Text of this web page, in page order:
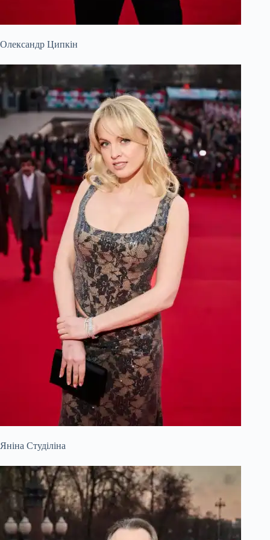
Олександр Ципкін
Яніна Студіліна